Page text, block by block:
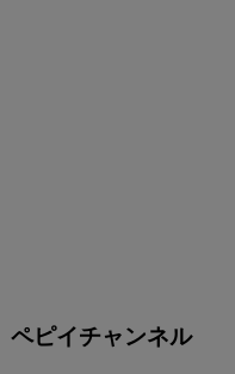
ペピイチャンネル